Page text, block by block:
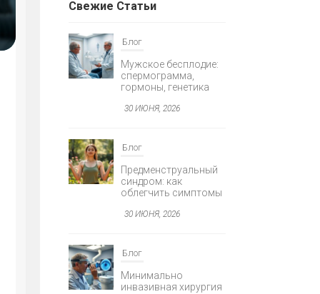
Свежие Статьи
Блог
Мужское бесплодие:
спермограмма,
гормоны, генетика
30 ИЮНЯ, 2026
Блог
Предменструальный
синдром: как
облегчить симптомы
30 ИЮНЯ, 2026
Блог
Минимально
инвазивная хирургия